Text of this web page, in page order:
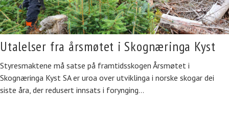
Utalelser fra årsmøtet i Skognæringa Kyst
Styresmaktene må satse på framtidsskogen Årsmøtet i
Skognæringa Kyst SA er uroa over utviklinga i norske skogar dei
siste åra, der redusert innsats i forynging…